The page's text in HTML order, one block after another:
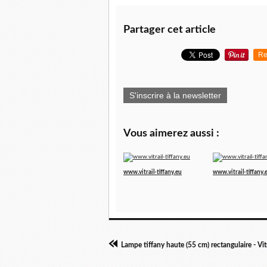
Partager cet article
S'inscrire à la newsletter
Vous aimerez aussi :
www.vitrail-tiffany.eu
www.vitrail-
Lampe tiffany haute (55 cm) rectangulaire -